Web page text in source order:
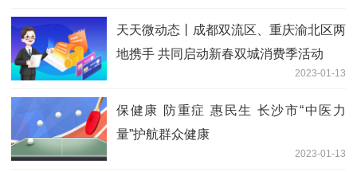
天天微动态丨成都双流区、重庆渝北区两
地携手 共同启动新春双城消费季活动
2023-01-13
保健康 防重症 惠民生 长沙市“中医力
量”护航群众健康
2023-01-13